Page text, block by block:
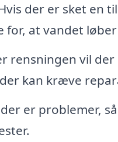
der er sket en
at vandet
rensningen vil
kan kræve
der er problemer,